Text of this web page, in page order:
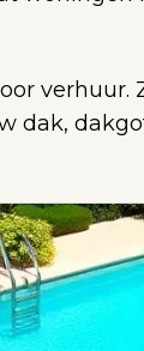
verhuur.
dak,